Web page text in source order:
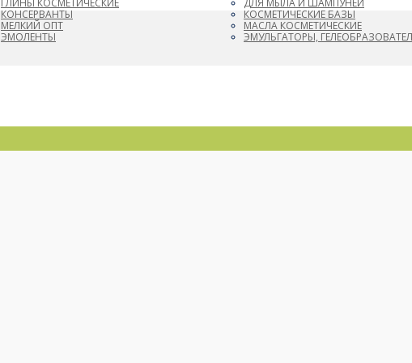
ГЛИНЫ КОСМЕТИЧЕСКИЕ
ДЛЯ МЫЛА И ШАМПУНЕЙ
КОНСЕРВАНТЫ
КОСМЕТИЧЕСКИЕ БАЗЫ
МЕЛКИЙ ОПТ
МАСЛА КОСМЕТИЧЕСКИЕ
ЭМОЛЕНТЫ
ЭМУЛЬГАТОРЫ,